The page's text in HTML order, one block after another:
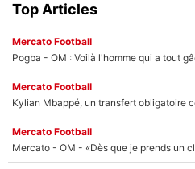
Top Articles
Mercato Football
Pogba - OM : Voilà l'homme qui a tout
Mercato Football
Kylian Mbappé, un transfert obligatoire
Mercato Football